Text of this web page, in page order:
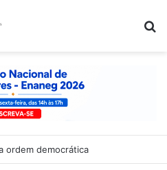
ordem democrática